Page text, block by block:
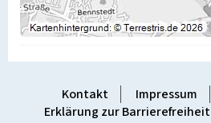
Kontakt Impressum
Erklärung zur Barrierefreiheit